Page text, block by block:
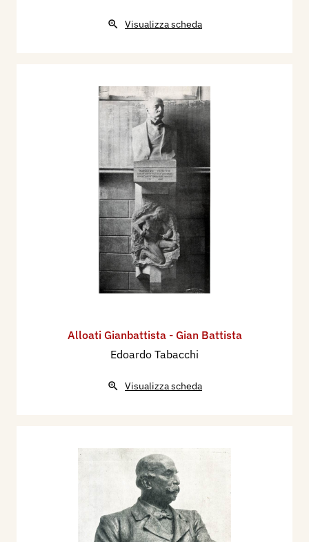
Visualizza scheda
Alloati Gianbattista - Gian Battista
Edoardo Tabacchi
Visualizza scheda